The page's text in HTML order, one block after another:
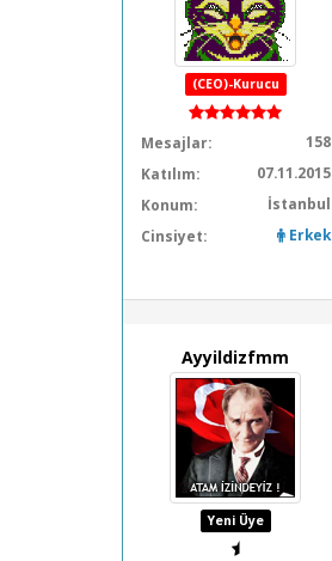
(CEO)-Kurucu
Mesajlar:
158
Katılım:
07.11.2015
Konum:
İstanbul
Cinsiyet:
Erkek
Ayyildizfmm
Yeni Üye